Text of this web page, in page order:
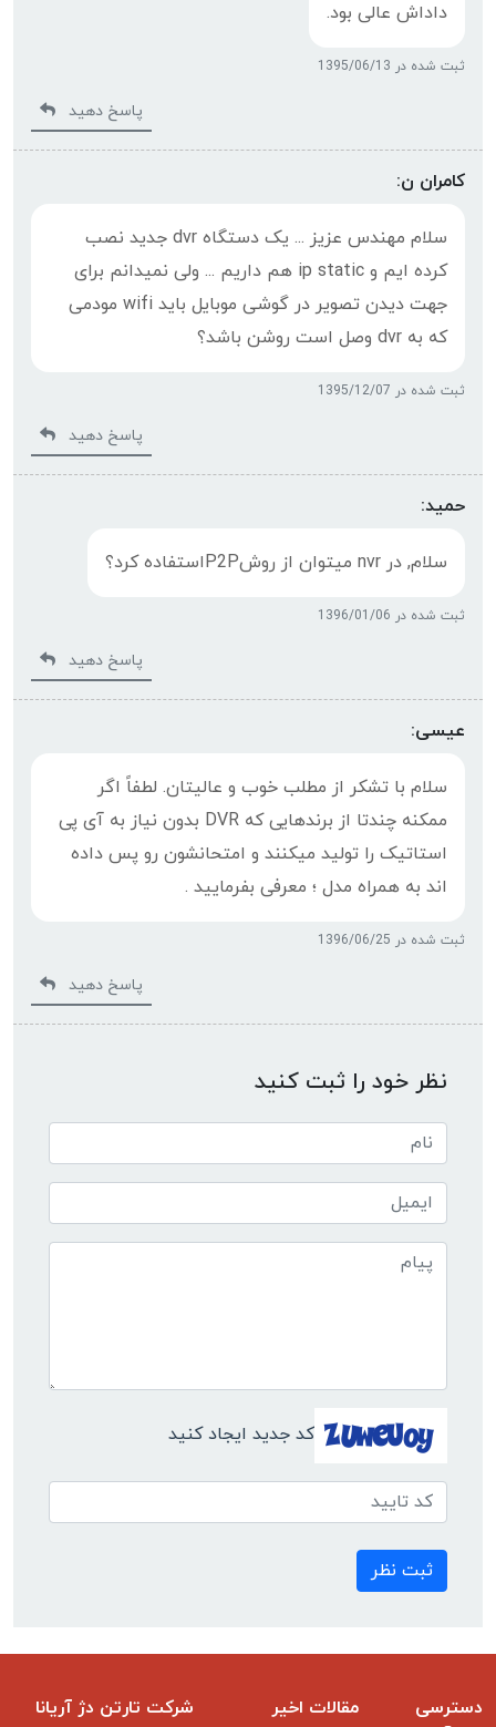
داداش عالی بود.
ثبت شده در 1395/06/13
پاسخ دهید
کامران ن:
سلام مهندس عزیز ... یک دستگاه dvr جدید نصب
کرده ایم و ip static هم داریم ... ولی نمیدانم برای
جهت دیدن تصویر در گوشی موبایل باید wifi مودمی
که به dvr وصل است روشن باشد؟
ثبت شده در 1395/12/07
پاسخ دهید
حمید:
سلام, در nvr میتوان از روشP2Pاستفاده کرد؟
ثبت شده در 1396/01/06
پاسخ دهید
عیسی:
سلام با تشکر از مطلب خوب و عالیتان. لطفاً اگر
ممکنه چندتا از برندهایی که DVR بدون نیاز به آی پی
استاتیک را تولید میکنند و امتحانشون رو پس داده
اند به همراه مدل ؛ معرفی بفرمایید .
ثبت شده در 1396/06/25
پاسخ دهید
نظر خود را ثبت کنید
کد جدید ایجاد کنید
ثبت نظر
دسترسی
مقالات اخیر شرکت تارتن دژ آریانا